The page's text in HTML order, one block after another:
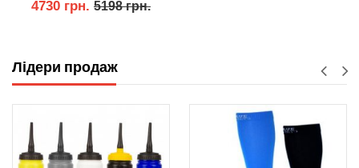
4730 грн. 5198 грн.
Лідери продаж